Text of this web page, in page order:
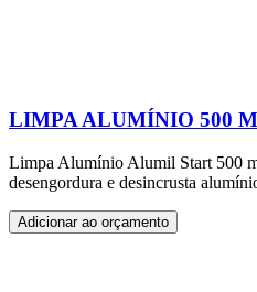
LIMPA ALUMÍNIO 500
Limpa Alumínio Alumil Start 500
desengordura e desincrusta
Adicionar ao orçamento